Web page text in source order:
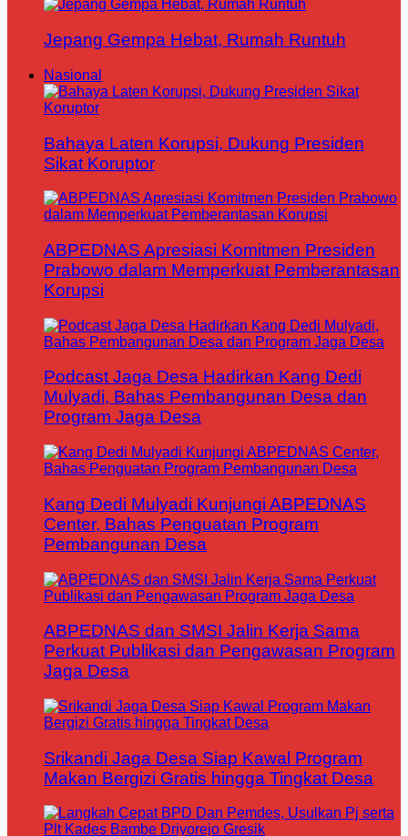
Jepang Gempa Hebat, Rumah Runtuh
Nasional
Bahaya Laten Korupsi, Dukung Presiden
Sikat Koruptor
ABPEDNAS Apresiasi Komitmen Presiden
Prabowo dalam Memperkuat Pemberantasan
Korupsi
Podcast Jaga Desa Hadirkan Kang Dedi
Mulyadi, Bahas Pembangunan Desa dan
Program Jaga Desa
Kang Dedi Mulyadi Kunjungi ABPEDNAS
Center, Bahas Penguatan Program
Pembangunan Desa
ABPEDNAS dan SMSI Jalin Kerja Sama
Perkuat Publikasi dan Pengawasan Program
Jaga Desa
Srikandi Jaga Desa Siap Kawal Program
Makan Bergizi Gratis hingga Tingkat Desa